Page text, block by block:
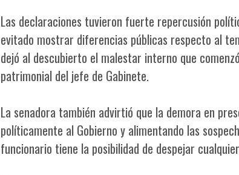
Las declaraciones tuvieron fuerte repercusión
evitado mostrar diferencias públicas respecto al
dejó al descubierto el malestar interno que
patrimonial del jefe de Gabinete.
La senadora también advirtió que la demora en
políticamente al Gobierno y alimentando las
funcionario tiene la posibilidad de despejar